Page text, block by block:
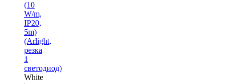
(10
W/m,
IP20,
5m)
(Arlight,
резка
1
светодиод)
White